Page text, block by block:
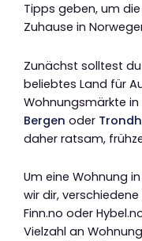
Tipps geben, um
Zuhause in
Zunächst solltest
beliebtes Land für
Wohnungsmärkte
Bergen oder
daher ratsam,
Um eine Wohnung
wir dir,
Finn.no oder
Vielzahl an